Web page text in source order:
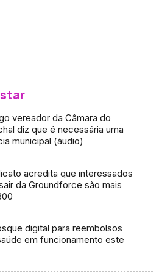
vereador da Câmara do
diz que é necessária uma
municipal (áudio)
acredita que interessados
da Groundforce são mais
digital para reembolsos
em funcionamento este